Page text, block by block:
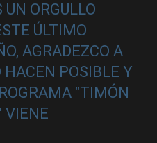
UN ORGULLO
ÚLTIMO
AGRADEZCO A
HACEN POSIBLE Y
"TIMÓN
VIENE